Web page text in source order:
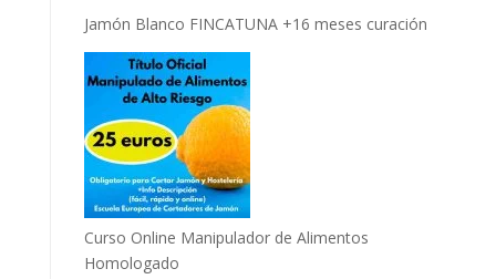
Jamón Blanco FINCATUNA +16 meses curación
Curso Online Manipulador de Alimentos
Homologado